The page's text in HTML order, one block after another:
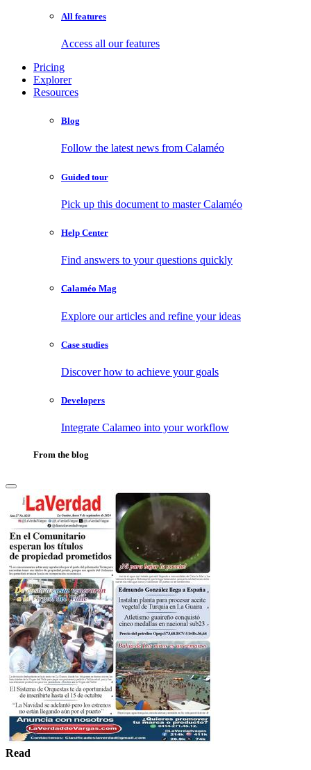
All features
Access all our features
Pricing
Explorer
Resources
Blog
Follow the latest news from Calaméo
Guided tour
Pick up this document to master Calaméo
Help Center
Find answers to your questions quickly
Calaméo Mag
Explore our articles and refine your ideas
Case studies
Discover how to achieve your goals
Developers
Integrate Calameo into your workflow
From the blog
Read